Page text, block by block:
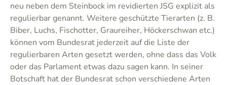
neu neben dem Steinbock im revidierten JSG explizit als
regulierbar genannt. Weitere geschützte Tierarten (z. B.
Biber, Luchs, Fischotter, Graureiher, Höckerschwan etc.)
können vom Bundesrat jederzeit auf die Liste der
regulierbaren Arten gesetzt werden, ohne dass das Volk
oder das Parlament etwas dazu sagen kann. In seiner
Botschaft hat der Bundesrat schon verschiedene Arten